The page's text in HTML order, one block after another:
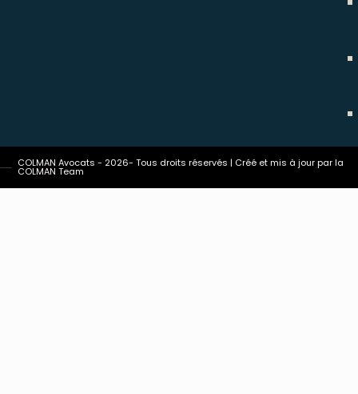
COLMAN Avocats - 2026- Tous droits réservés | Créé et mis à jour par la
COLMAN Team